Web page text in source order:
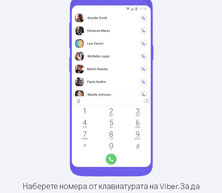
Наберете номера от клавиатурата на Viber.За да